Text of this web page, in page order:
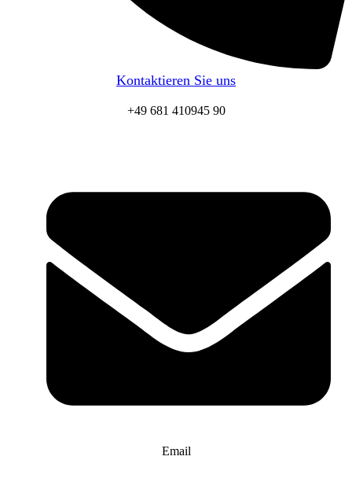
Kontaktieren Sie uns
+49 681 410945 90
Email